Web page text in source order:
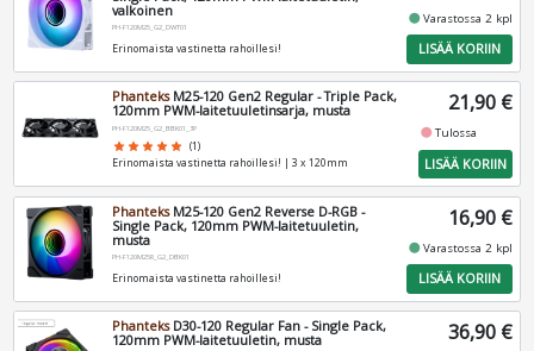
valkoinen
PH-F120M25_G2_DWT01
Erinomaista vastinetta rahoillesi!
fiber_manual_recordVarastossa 2 kpl
LISÄÄ KORIIN
PhanteksM25-120 Gen2 Regular - Triple Pack,
120mm PWM-laitetuuletinsarja, musta
PH-F120M25_G2_BBK01_3P
star star star star star (1)
Erinomaista vastinetta rahoillesi! | 3 x 120mm
21,90 €
fiber_manual_recordTulossa
LISÄÄ KORIIN
PhanteksM25-120 Gen2 Reverse D-RGB -
Single Pack, 120mm PWM-laitetuuletin,
musta
PH-F120M25R_G2_DBK01
Erinomaista vastinetta rahoillesi!
16,90 €
fiber_manual_recordVarastossa 2 kpl
LISÄÄ KORIIN
PhanteksD30-120 Regular Fan - Single Pack,
120mm PWM-laitetuuletin, musta
36,90 €